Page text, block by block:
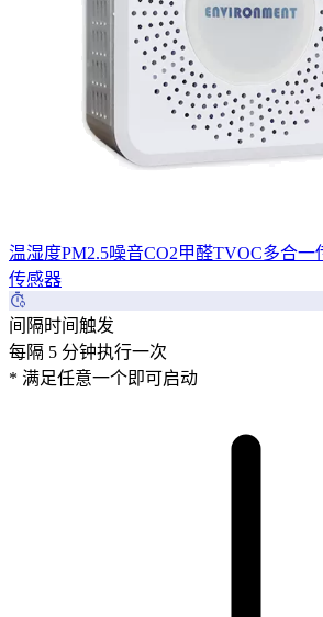
温湿度PM2.5噪音CO2甲醛TVOC多合一
传感器
间隔时间触发
每隔 5 分钟执行一次
* 满足任意一个即可启动